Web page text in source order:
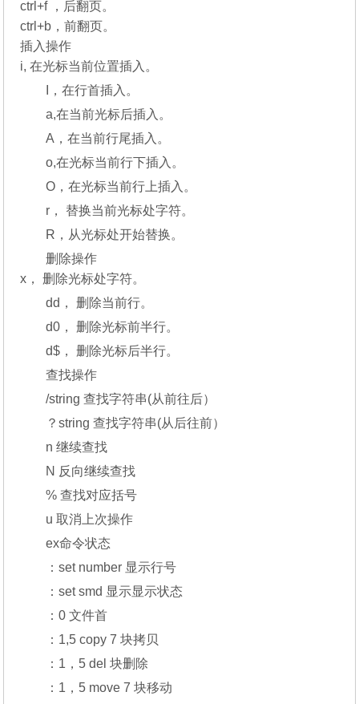
ctrl+f ，后翻页。
ctrl+b，前翻页。
插入操作
i, 在光标当前位置插入。
I，在行首插入。
a,在当前光标后插入。
A，在当前行尾插入。
o,在光标当前行下插入。
O，在光标当前行上插入。
r， 替换当前光标处字符。
R，从光标处开始替换。
删除操作
x， 删除光标处字符。
dd， 删除当前行。
d0， 删除光标前半行。
d$， 删除光标后半行。
查找操作
/string 查找字符串(从前往后）
？string 查找字符串(从后往前）
n 继续查找
N 反向继续查找
% 查找对应括号
u 取消上次操作
ex命令状态
：set number 显示行号
：set smd 显示显示状态
：0 文件首
：1,5 copy 7 块拷贝
：1，5 del 块删除
：1，5 move 7 块移动